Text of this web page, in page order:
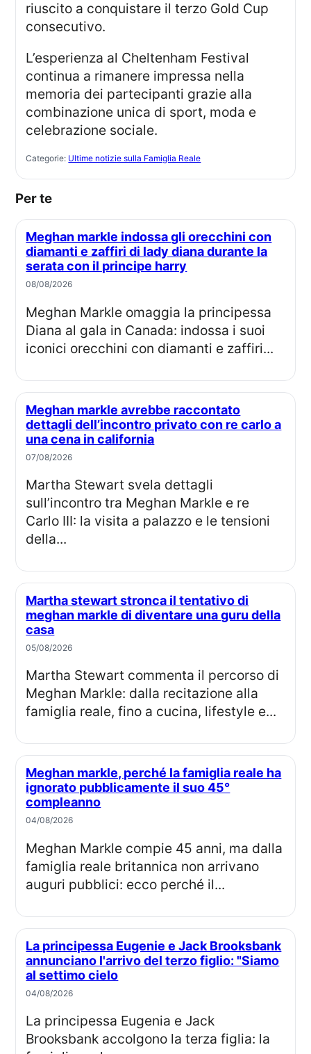
riuscito a conquistare il terzo Gold Cup
consecutivo.
L’esperienza al Cheltenham Festival
continua a rimanere impressa nella
memoria dei partecipanti grazie alla
combinazione unica di sport, moda e
celebrazione sociale.
Categorie: Ultime notizie sulla Famiglia Reale
Per te
Meghan markle indossa gli orecchini con
diamanti e zaffiri di lady diana durante la
serata con il principe harry
08/08/2026
Meghan Markle omaggia la principessa
Diana al gala in Canada: indossa i suoi
iconici orecchini con diamanti e zaffiri...
Meghan markle avrebbe raccontato
dettagli dell’incontro privato con re carlo a
una cena in california
07/08/2026
Martha Stewart svela dettagli
sull’incontro tra Meghan Markle e re
Carlo III: la visita a palazzo e le tensioni
della...
Martha stewart stronca il tentativo di
meghan markle di diventare una guru della
casa
05/08/2026
Martha Stewart commenta il percorso di
Meghan Markle: dalla recitazione alla
famiglia reale, fino a cucina, lifestyle e...
Meghan markle, perché la famiglia reale ha
ignorato pubblicamente il suo 45°
compleanno
04/08/2026
Meghan Markle compie 45 anni, ma dalla
famiglia reale britannica non arrivano
auguri pubblici: ecco perché il...
La principessa Eugenie e Jack Brooksbank
annunciano l'arrivo del terzo figlio: "Siamo
al settimo cielo
04/08/2026
La principessa Eugenia e Jack
Brooksbank accolgono la terza figlia: la